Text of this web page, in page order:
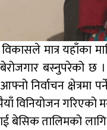
मात्र यहाँका
बस्नुपरेको छ ।
निर्वाचन क्षेत्रमा
विनियोजन गरिएको
बेसिक तालिमको